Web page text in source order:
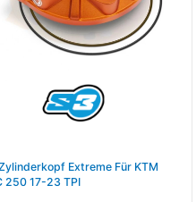
Extreme Für KTM
250 17-23 TPI